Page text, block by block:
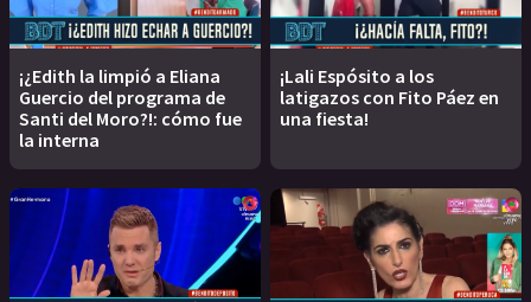
¡¿Edith la limpió a Eliana
Guercio del programa de
Santi del Moro?!: cómo fue
la interna
¡Lali Espósito a los
latigazos con Fito Páez en
una fiesta!